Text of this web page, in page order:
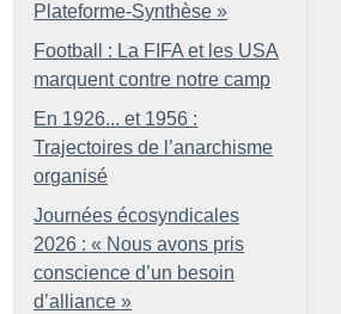
Plateforme-Synthèse »
Football : La FIFA et les USA
marquent contre notre camp
En 1926... et 1956 :
Trajectoires de l’anarchisme
organisé
Journées écosyndicales
2026 : « Nous avons pris
conscience d’un besoin
d’alliance »